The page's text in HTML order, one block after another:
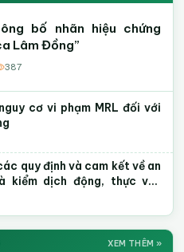
bố nhãn hiệu chứng
Lâm Đồng”
387
cơ vi phạm MRL đối với
quy định và cam kết về an
kiểm dịch động, thực vật
EVFTA và UKVFTA”
XEM THÊM »